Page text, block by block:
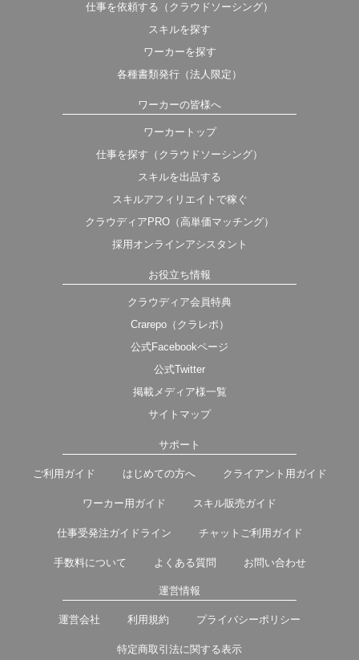
仕事を依頼する（クラウドソーシング）
スキルを探す
ワーカーを探す
各種書類発行（法人限定）
ワーカーの皆様へ
ワーカートップ
仕事を探す（クラウドソーシング）
スキルを出品する
スキルアフィリエイトで稼ぐ
クラウディアPRO（高単価マッチング）
採用オンラインアシスタント
お役立ち情報
クラウディア会員特典
Crarepo（クラレポ）
公式Facebookページ
公式Twitter
掲載メディア様一覧
サイトマップ
サポート
ご利用ガイド はじめての方へ クライアント用ガイド
ワーカー用ガイド スキル販売ガイド
仕事受発注ガイドライン チャットご利用ガイド
手数料について よくある質問 お問い合わせ
運営情報
運営会社 利用規約 プライバシーポリシー
特定商取引法に関する表示